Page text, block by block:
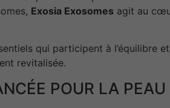
Exosia Exosomes agit au
qui participent à l’équilibre
revitalisée.
POUR LA PEAU